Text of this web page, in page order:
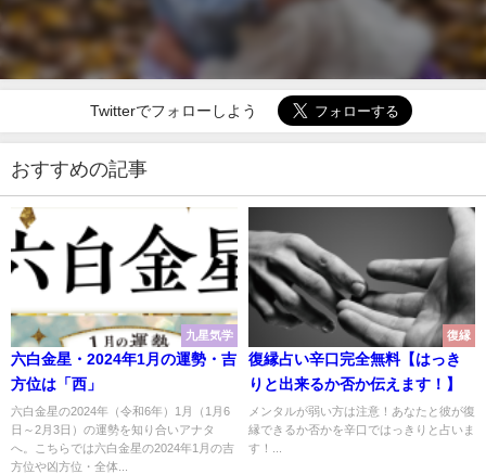
Twitterでフォローしよう
おすすめの記事
九星気学
六白金星・2024年1月の運勢・吉
方位は「西」
六白金星の2024年（令和6年）1月（1月6
日～2月3日）の運勢を知り合いアナタ
へ。こちらでは六白金星の2024年1月の吉
方位や凶方位・全体...
復縁
復縁占い辛口完全無料【はっき
りと出来るか否か伝えます！】
メンタルが弱い方は注意！あなたと彼が復
縁できるか否かを辛口ではっきりと占いま
す！...